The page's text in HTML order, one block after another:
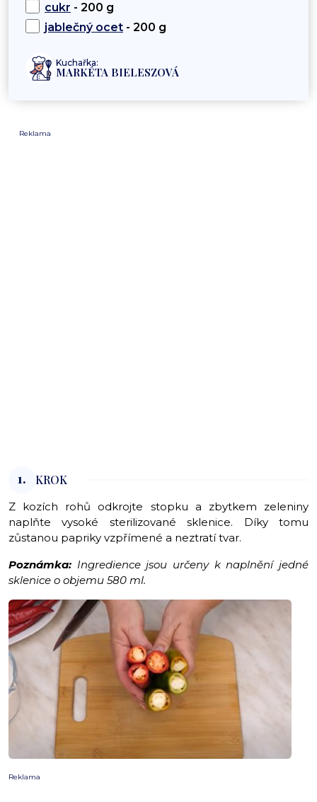
cukr - 200 g
jablečný ocet - 200 g
Kuchařka:
MARKÉTA BIELESZOVÁ
Reklama
1. KROK
Z kozích rohů odkrojte stopku a zbytkem zeleniny
naplňte vysoké sterilizované sklenice. Díky tomu
zůstanou papriky vzpřímené a neztratí tvar.
Poznámka: Ingredience jsou určeny k naplnění jedné
sklenice o objemu 580 ml.
Reklama